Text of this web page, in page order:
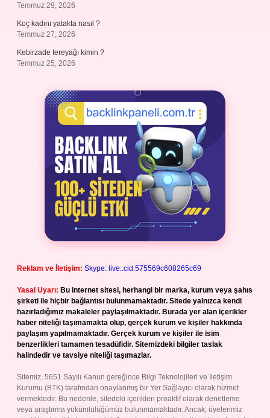
Temmuz 29, 2026
Koç kadını yatakta nasıl ?
Temmuz 27, 2026
Kebirzade tereyağı kimin ?
Temmuz 25, 2026
Reklam ve İletişim: Skype: live:.cid.575569c608265c69
Yasal Uyarı: Bu internet sitesi, herhangi bir marka, kurum veya şahıs
şirketi ile hiçbir bağlantısı bulunmamaktadır. Sitede yalnızca kendi
hazırladığımız makaleler paylaşılmaktadır. Burada yer alan içerikler
haber niteliği taşımamakta olup, gerçek kurum ve kişiler hakkında
paylaşım yapılmamaktadır. Gerçek kurum ve kişiler ile isim
benzerlikleri tamamen tesadüfidir. Sitemizdeki bilgiler taslak
halindedir ve tavsiye niteliği taşımazlar.
Sitemiz, 5651 Sayılı Kanun gereğince Bilgi Teknolojileri ve İletişim
Kurumu (BTK) tarafından onaylanmış bir Yer Sağlayıcı olarak hizmet
vermektedir. Bu nedenle, sitedeki içerikleri proaktif olarak denetleme
veya araştırma yükümlülüğümüz bulunmamaktadır. Ancak, üyelerimiz